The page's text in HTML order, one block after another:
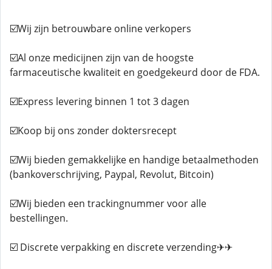
☑️Wij zijn betrouwbare online verkopers
☑️Al onze medicijnen zijn van de hoogste
farmaceutische kwaliteit en goedgekeurd door de FDA.
☑️Express levering binnen 1 tot 3 dagen
☑️Koop bij ons zonder doktersrecept
☑️Wij bieden gemakkelijke en handige betaalmethoden
(bankoverschrijving, Paypal, Revolut, Bitcoin)
☑️Wij bieden een trackingnummer voor alle
bestellingen.
☑️ Discrete verpakking en discrete verzending✈✈